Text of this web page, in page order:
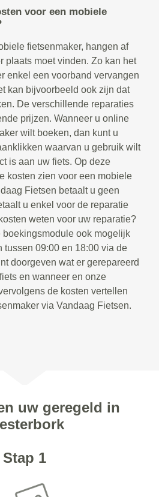
voor een mobiele
fietsenmaker, hangen af
plaats moet vinden. Zo kan het
enkel een voorband vervangen
kan bijvoorbeeld ook zijn dat
De verschillende reparaties
prijzen. Wanneer u online
wilt boeken, dan kunt u
waarvan u gebruik wilt
is aan uw fiets. Op deze
kosten zien voor een mobiele
Fietsen betaalt u geen
u enkel voor de reparatie
weten voor uw reparatie?
boekingsmodule ook mogelijk
tussen 09:00 en 18:00 via de
doorgeven wat er gerepareerd
en wanneer en onze
de kosten vertellen
via Vandaag Fietsen.
uw geregeld in
Stap 1